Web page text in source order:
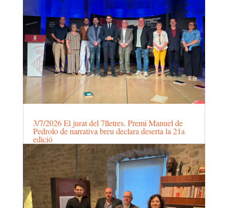
3/7/2026 El jurat del 7lletres. Premi Manuel de
Pedrolo de narrativa breu declara deserta la 21a
edició